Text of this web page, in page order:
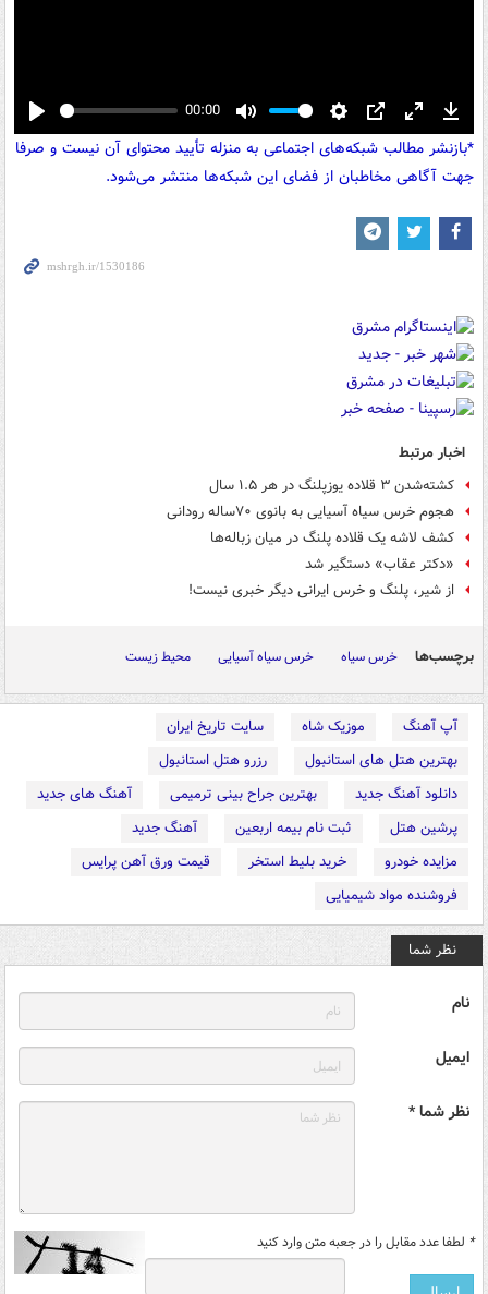
Play
00:00
Mute Settings
PIP Enter
fullscreen
*بازنشر مطالب شبکه‌های اجتماعی به منزله تأیید محتوای آن نیست و صرفا
جهت آگاهی مخاطبان از فضای این شبکه‌ها منتشر می‌شود.
اخبار مرتبط
کشته‌شدن ۳ قلاده یوزپلنگ در هر ۱.۵ سال
هجوم خرس‌ سیاه‌ آسیایی به بانوی ۷۰ساله رودانی
کشف لاشه یک قلاده پلنگ در میان ‌زباله‌ها
«دکتر عقاب» دستگیر شد
از شیر، پلنگ و خرس ایرانی دیگر خبری نیست!
برچسب‌ها خرس سیاه خرس سیاه آسیایی محیط زیست
آپ آهنگ موزیک شاه
سایت تاریخ ایران
بهترین هتل های استانبول
رزرو هتل استانبول
دانلود آهنگ جدید
بهترین جراح بینی ترمیمی
آهنگ های جدید
پرشین هتل
ثبت نام بیمه اربعین
آهنگ جدید
مزایده خودرو
خرید بلیط استخر
قیمت ورق آهن پرایس
فروشنده مواد شیمیایی
نظر شما
نام
ایمیل
نظر شما *
* لطفا عدد مقابل را در جعبه متن وارد کنید